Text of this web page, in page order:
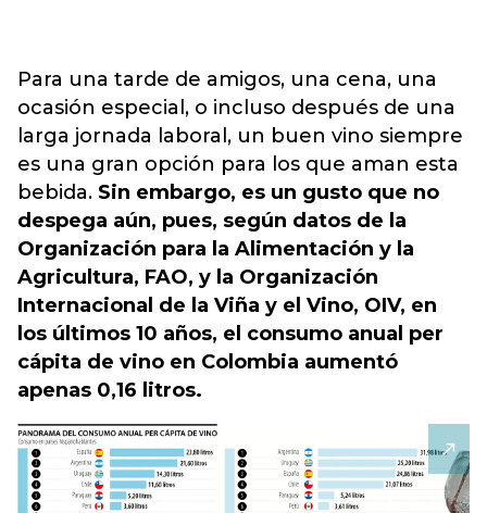
Para una tarde de amigos, una cena, una
ocasión especial, o incluso después de una
larga jornada laboral, un buen vino siempre
es una gran opción para los que aman esta
bebida. Sin embargo, es un gusto que no
despega aún, pues, según datos de la
Organización para la Alimentación y la
Agricultura, FAO, y la Organización
Internacional de la Viña y el Vino, OIV, en
los últimos 10 años, el consumo anual per
cápita de vino en Colombia aumentó
apenas 0,16 litros.